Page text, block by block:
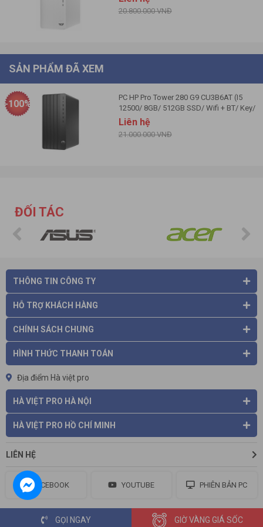
kiếm một bộ máy bền bỉ, tiết kiệm chi phí nhưng vẫn đảm bảo
20.800.000 VNĐ
SẢN PHẨM ĐÃ XEM
PC HP Pro Tower 280 G9 CU3B6AT (I5
12500/ 8GB/ 512GB SSD/ Wifi + BT/ Key/
Mouse/ Win11/ 1Y)
Liên hệ
21.000.000 VNĐ
-100%
ĐỐI TÁC
GỌI NGAY GIỜ VÀNG GIÁ SỐC
THÔNG TIN CÔNG TY
HỖ TRỢ KHÁCH HÀNG
CHÍNH SÁCH CHUNG
HÌNH THỨC THANH TOÁN
Địa điểm Hà việt pro
HÀ VIỆT PRO HÀ NỘI
HÀ VIỆT PRO HỒ CHÍ MINH
LIÊN HỆ
FACEBOOK YOUTUBE PHIÊN BẢN PC